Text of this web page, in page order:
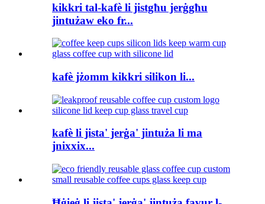
kikkri tal-kafè li jistgħu jerġgħu
jintużaw eko fr...
kafè jżomm kikkri silikon li...
kafè li jista' jerġa' jintuża li ma
jnixxix...